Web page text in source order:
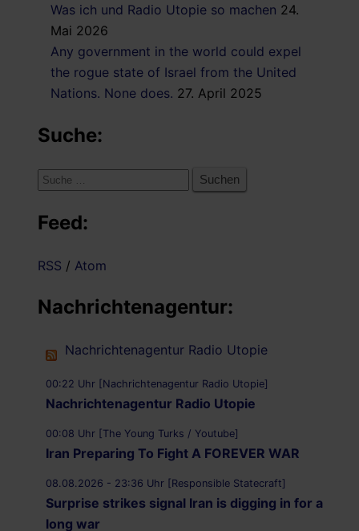
Was ich und Radio Utopie so machen 24.
Mai 2026
Any government in the world could expel
the rogue state of Israel from the United
Nations. None does. 27. April 2025
Suche:
Suche
Feed:
RSS / Atom
Nachrichtenagentur:
Nachrichtenagentur Radio Utopie
00:22 Uhr [Nachrichtenagentur Radio Utopie]
Nachrichtenagentur Radio Utopie
00:08 Uhr [The Young Turks / Youtube]
Iran Preparing To Fight A FOREVER WAR
08.08.2026 - 23:36 Uhr [Responsible Statecraft]
Surprise strikes signal Iran is digging in for a
long war